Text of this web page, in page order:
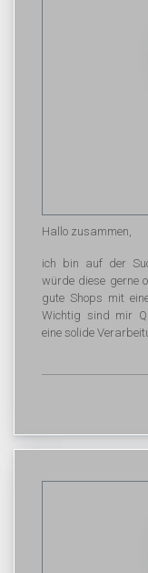
Hallo zusammen,
ich bin auf der
würde diese gerne
gute Shops mit
Wichtig sind mir
eine solide